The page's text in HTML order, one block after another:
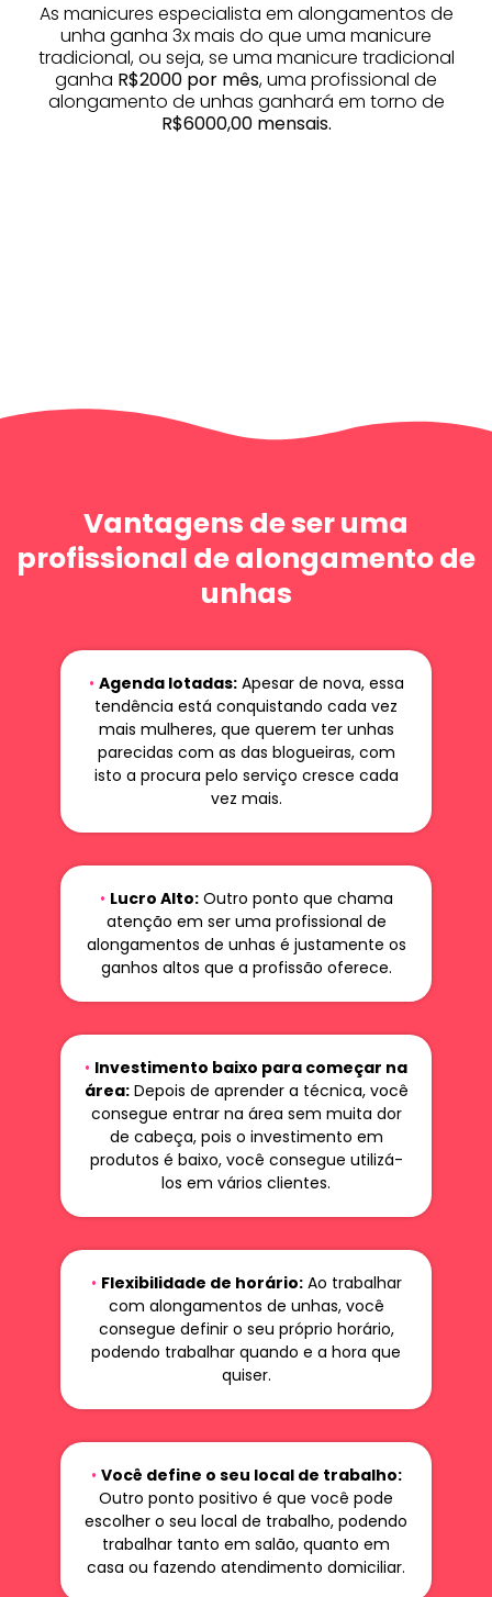
As manicures especialista em alongamentos de
unha ganha 3x mais do que uma manicure
tradicional, ou seja, se uma manicure tradicional
ganha R$2000 por mês, uma profissional de
alongamento de unhas ganhará em torno de
R$6000,00 mensais.
Vantagens de ser uma
profissional de alongamento de
unhas
• Agenda lotadas:Apesar de nova, essa
tendência está conquistando cada vez
mais mulheres, que querem ter unhas
parecidas com as das blogueiras, com
isto a procura pelo serviço cresce cada
vez mais.
• Lucro Alto:Outro ponto que chama
atenção em ser uma profissional de
alongamentos de unhas é justamente os
ganhos altos que a profissão oferece.
• Investimento baixo para começar na
área:Depois de aprender a técnica, você
consegue entrar na área sem muita dor
de cabeça, pois o investimento em
produtos é baixo, você consegue utilizá-
los em vários clientes.
• Flexibilidade de horário:Ao trabalhar
com alongamentos de unhas, você
consegue definir o seu próprio horário,
podendo trabalhar quando e a hora que
quiser.
• Você define o seu local de trabalho:
Outro ponto positivo é que você pode
escolher o seu local de trabalho, podendo
trabalhar tanto em salão, quanto em
casa ou fazendo atendimento domiciliar.